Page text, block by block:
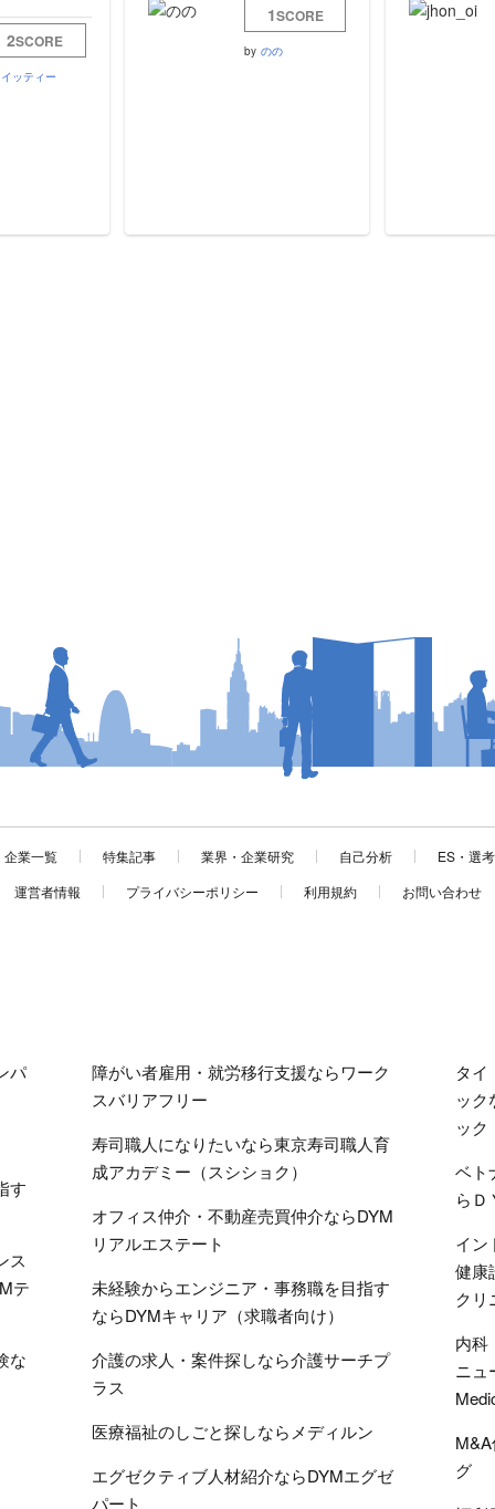
2SCORE
イッティー
1SCORE
by のの
企業一覧 特集記事 業界・企業研究 自己分析 ES・選
運営者情報
プライバシーポリシー 利用規約 お問い合わせ
パ
す
ス
テ
な
障がい者雇用・就労移行支援ならワーク
スバリアフリー
寿司職人になりたいなら東京寿司職人育
成アカデミー（スシショク）
オフィス仲介・不動産売買仲介ならDYM
リアルエステート
未経験からエンジニア・事務職を目指す
ならDYMキャリア（求職者向け）
介護の求人・案件探しなら介護サーチプ
ラス
医療福祉のしごと探しならメディルン
エグゼクティブ人材紹介ならDYMエグゼ
パート
タイ
ック
ック
ベト
らＤ
イン
健康
クリ
内科
ニュ
グ